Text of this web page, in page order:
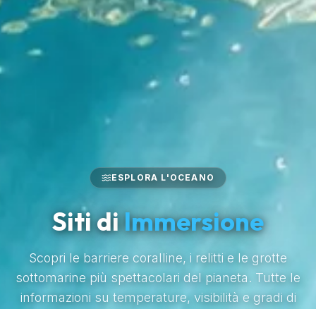
ESPLORA L'OCEANO
Siti diImmersione
Scopri le barriere coralline, i relitti e le grotte
sottomarine più spettacolari del pianeta. Tutte le
informazioni su temperature, visibilità e gradi di